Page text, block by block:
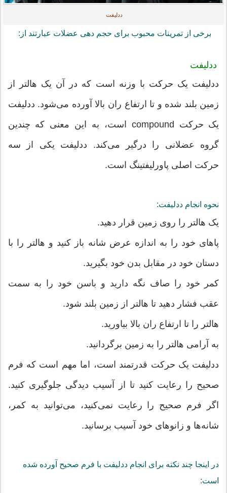
ددلیفت
برخی از تمرینات محبوب برای حجم دهی عضلات عبارتند از:
ددلیفت
ددلیفت یک حرکت با وزنه است که در آن یک هالتر از
زمین بلند شده و تا ارتفاع ران بالا آورده می‌شود. ددلیفت
یک حرکت compound است، به این معنی که چندین
گروه عضلانی را درگیر می‌کند. ددلیفت یکی از سه
حرکت اصلی پاورلیفتینگ است.
نحوه انجام ددلیفت:
یک هالتر را روی زمین قرار دهید.
پاهای خود را به اندازه عرض شانه باز کنید و هالتر را با
دستان خود در مقابل بدن خود بگیرید.
کمر خود را صاف نگه دارید و باسن خود را به سمت
عقب فشار دهید تا هالتر از زمین بلند شود.
هالتر را تا ارتفاع ران بالا بیاورید.
به آرامی هالتر را به زمین برگردانید.
ددلیفت یک حرکت قدرتمند است، اما مهم است که فرم
صحیح را رعایت کنید تا از آسیب دیدگی جلوگیری کنید.
اگر فرم صحیح را رعایت نمی‌کنید، می‌توانید به کمر،
شانه‌ها و زانوهای خود آسیب برسانید.
در اینجا چند نکته برای انجام ددلیفت با فرم صحیح آورده شده
است: